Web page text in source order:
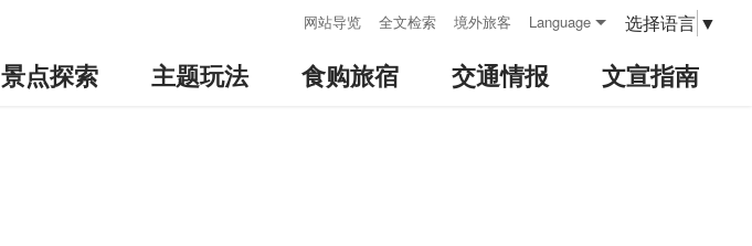
网站导览 全文检索 境外旅客 Language 选择语言 ▼
景点探索 主题玩法 食购旅宿 交通情报 文宣指南